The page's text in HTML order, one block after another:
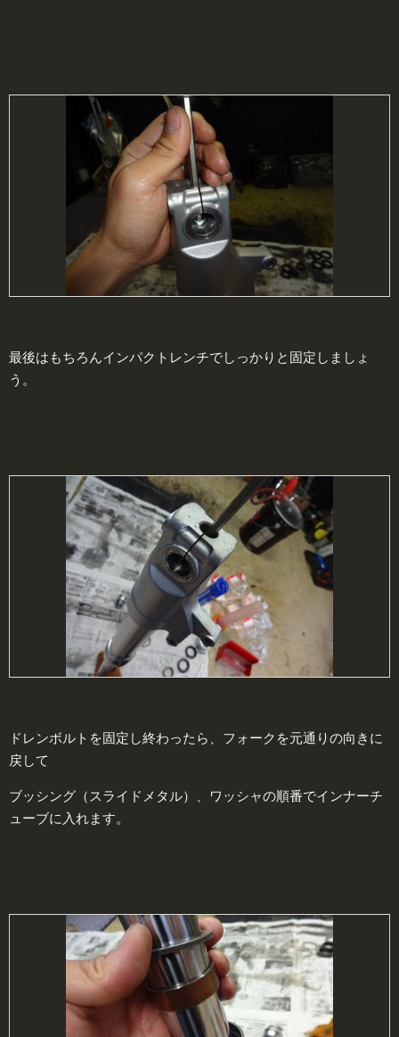
最後はもちろんインパクトレンチでしっかりと固定しましょ
う。
ドレンボルトを固定し終わったら、フォークを元通りの向きに
戻して
ブッシング（スライドメタル）、ワッシャの順番でインナーチ
ューブに入れます。